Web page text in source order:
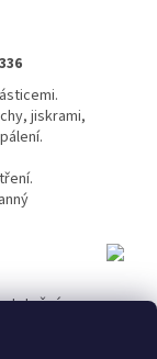
jiskrami,